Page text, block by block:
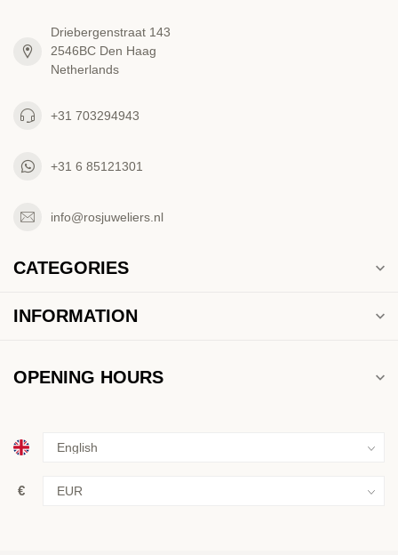
Driebergenstraat 143
2546BC Den Haag
Netherlands
+31 703294943
+31 6 85121301
info@rosjuweliers.nl
CATEGORIES
INFORMATION
OPENING HOURS
€